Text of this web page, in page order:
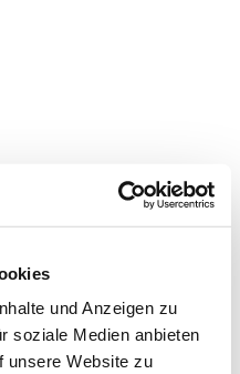
und Anzeigen zu
soziale Medien anbieten
unsere Website zu